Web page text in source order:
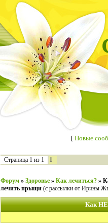
[ Новые
Страница 1 из 1 1
Форум » Здоровье » Как лечиться? »
лечить прыщи (с рассылки от Ирины
Как